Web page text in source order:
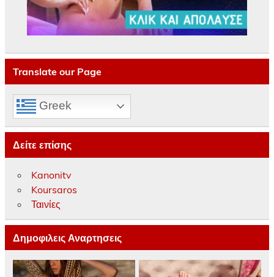
Translate our Page
Greek
Δείτε επίσης
Kanonitv
Koursaros
Ταινίες
Δημοφιλεις Αναρτησεις